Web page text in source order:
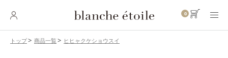
0
トップ 商品一覧 ヒヒャクケショウスイ